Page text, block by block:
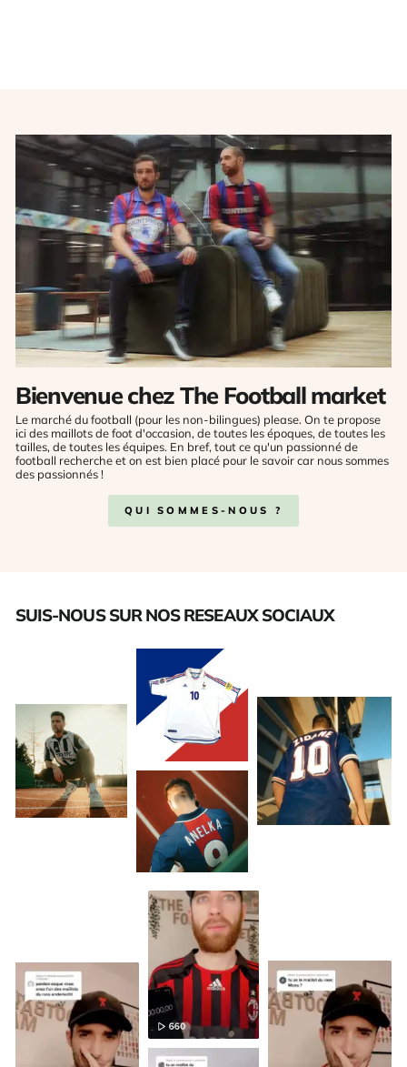
Bienvenue chez The Football market
Le marché du football (pour les non-bilingues) please. On te propose
ici des maillots de foot d'occasion, de toutes les époques, de toutes les
tailles, de toutes les équipes. En bref, tout ce qu'un passionné de
football recherche et on est bien placé pour le savoir car nous sommes
des passionnés !
QUI SOMMES-NOUS ?
SUIS-NOUS SUR NOS RESEAUX SOCIAUX